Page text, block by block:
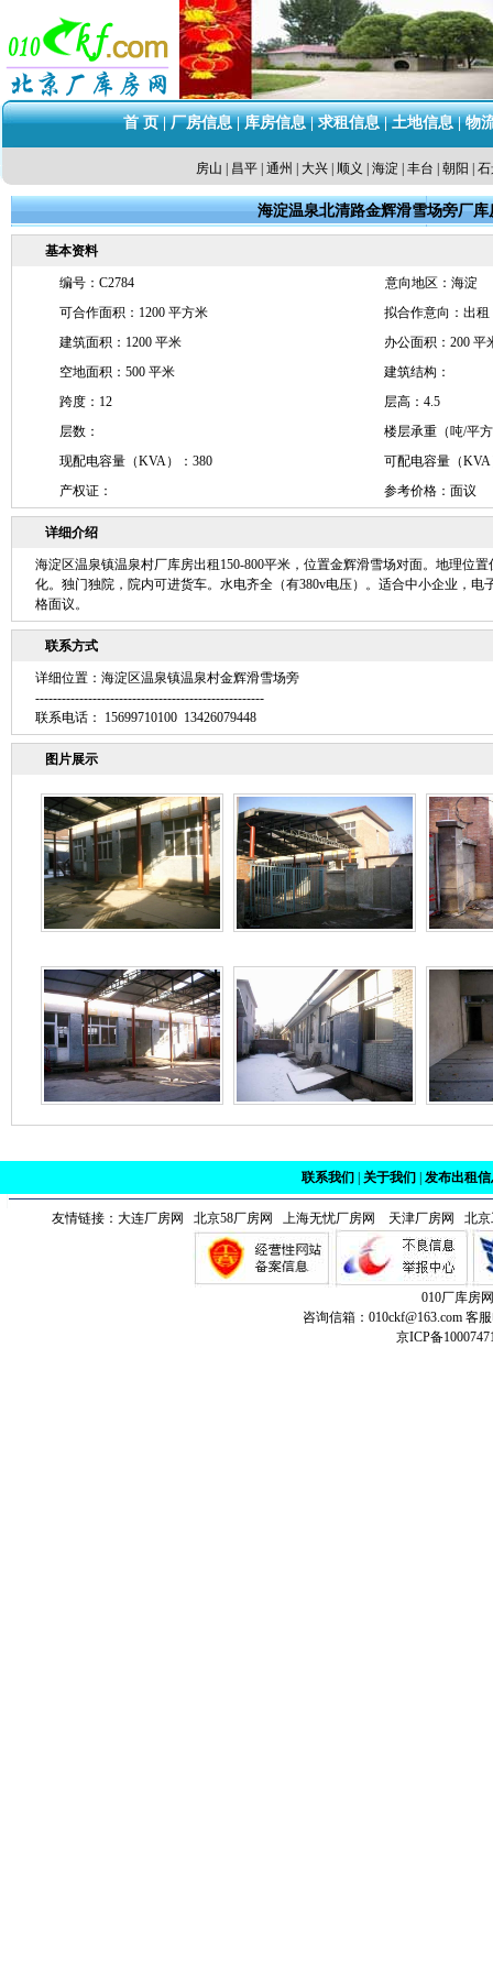
首 页|厂房信息|库房信息|求租信息|土地信息|物
房山 昌平 通州 大兴 顺义 海淀 丰台 朝阳
海淀温泉北清路金辉滑雪场旁厂库
基本资料
编号：C2784
意向地区：海淀
可合作面积：1200 平方米
拟合作意向：出租
建筑面积：1200 平米
办公面积：200 平
空地面积：500 平米
建筑结构：
跨度：12
层高：4.5
层数：
楼层承重（吨/平
现配电容量（KVA）：380
可配电容量（
产权证：
参考价格：面议
详细介绍
海淀区温泉镇温泉村厂库房出租150-800平米，位置金辉滑雪场对面。地理位
化。独门独院，院内可进货车。水电齐全（有380v电压）。适合中小企业，
格面议。
联系方式
详细位置：海淀区温泉镇温泉村金辉滑雪场旁
----------------------------------------------------
联系电话： 15699710100 13426079448
图片展示
联系我们 关于我们 发布出租
友情链接： 大连厂房网 北京58厂房网 上海无忧厂房网 天津厂房网 北
010厂库房
咨询信箱：010ckf@163.com 客
京ICP备